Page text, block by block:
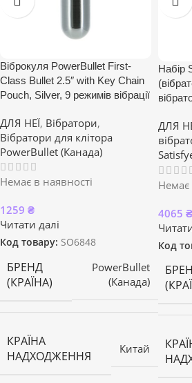
Віброкуля PowerBullet First-
Class Bullet 2.5″ with Key Chain
Pouch, Silver, 9 режимів вібрації
ДЛЯ НЕЇ, Вібратори,
Вібратори для клітора
PowerBullet (Канада)
Немає в наявності
1259 ₴
Читати далі
Код товару: SO6848
БРЕНД
(КРАЇНА)
PowerBullet
(Канада)
КРАЇНА
НАДХОДЖЕННЯ
Китай
Набір
ДЛЯ
Немає
4065 ₴
Код